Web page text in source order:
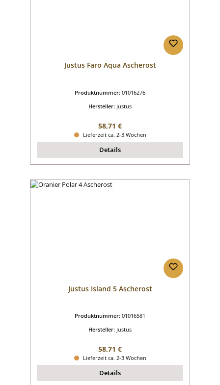
Justus Faro Aqua Ascherost
Produktnummer: 01016276
Hersteller: Justus
Regulärer Preis:
58,71 €
Lieferzeit ca. 2-3 Wochen
Details
Justus Island 5 Ascherost
Produktnummer: 01016581
Hersteller: Justus
Regulärer Preis:
58,71 €
Lieferzeit ca. 2-3 Wochen
Details